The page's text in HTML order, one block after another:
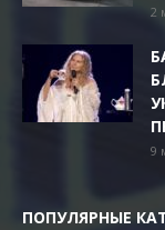
2
9
ПОПУЛЯРНЫЕ